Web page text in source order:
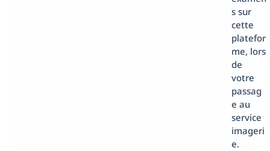
s sur
cette
platefor
me, lors
de
votre
passag
e au
service
imageri
e.